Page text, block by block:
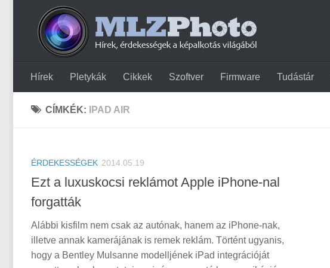
Hírek Pletykák Cikkek Szoftver Firmware Tudástár
CÍMKÉK: IPAD AIR
ÉRDEKESSÉGEK 2014.05.19
Ezt a luxuskocsi reklámot Apple iPhone-nal
forgatták
Alábbi kisfilm nem csak az autónak, hanem az iPhone-nak,
illetve annak kamerájának is remek reklám. Történt ugyanis,
hogy a Bentley Mulsanne modelljének iPad integrációját